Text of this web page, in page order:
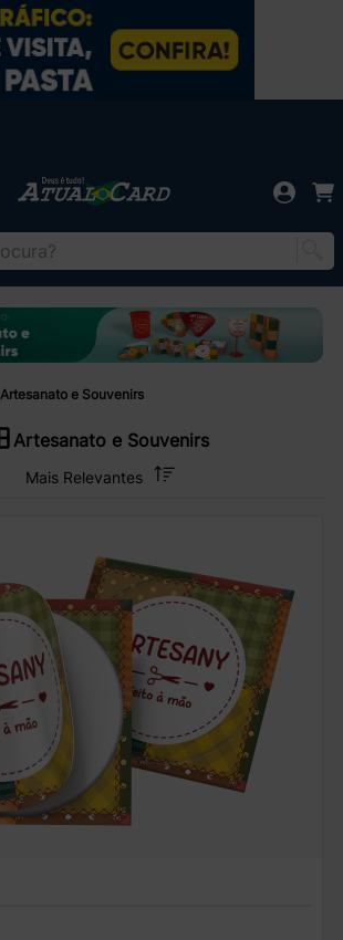
Artesanato e Souvenirs
Artesanato e Souvenirs